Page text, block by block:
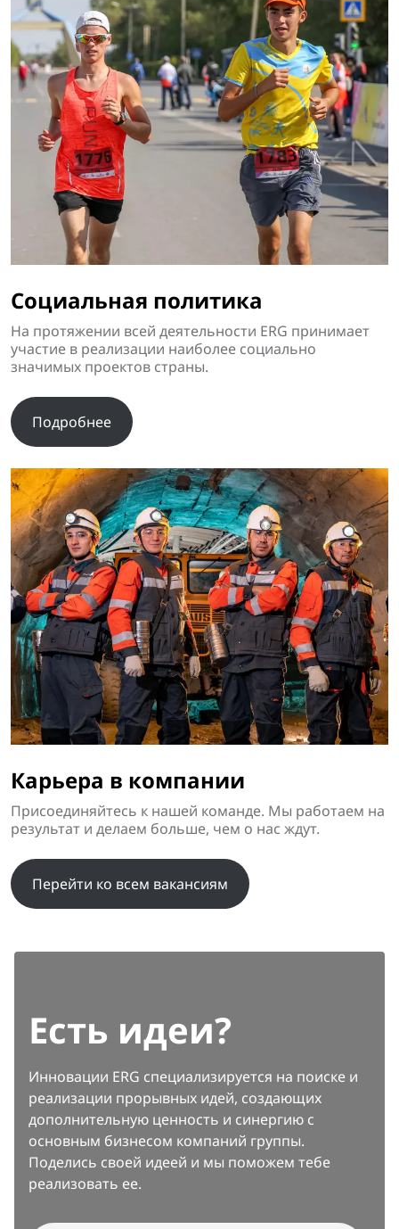
Социальная политика
На протяжении всей деятельности ERG принимает
участие в реализации наиболее социально
значимых проектов страны.
Подробнее
Карьера в компании
Присоединяйтесь к нашей команде. Мы работаем на
результат и делаем больше, чем о нас ждут.
Перейти ко всем вакансиям
Есть идеи?
Инновации ERG специализируется на поиске и
реализации прорывных идей, создающих
дополнительную ценность и синергию с
основным бизнесом компаний группы.
Поделись своей идеей и мы поможем тебе
реализовать ее.